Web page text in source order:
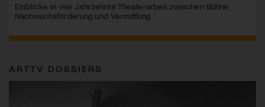
Einblicke in vier Jahrzehnte Theaterarbeit zwischen Bühne,
Nachwuchsförderung und Vermittlung
ARTTV DOSSIERS